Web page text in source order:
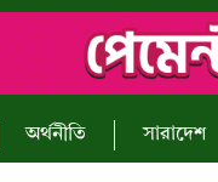
অর্থনীতি সারাদেশ